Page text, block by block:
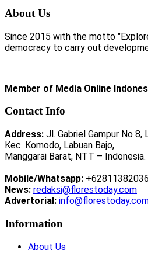
About Us
Since 2015 with the motto
democracy to carry out
Member of Media Online
Contact Info
Address: Jl. Gabriel Gampur No 8,
Kec. Komodo, Labuan Bajo,
Manggarai Barat, NTT – Indonesia.
Mobile/Whatsapp:
News: redaksi@florestoday.com
Advertorial:
Information
About Us